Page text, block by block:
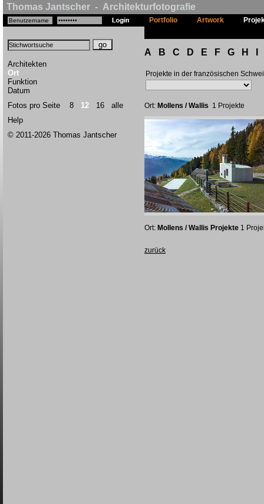
Thomas Jantscher - Architekturfotografie
Architekten
Ort
Funktion
Datum
Fotos pro Seite 8 12 16
alle
Help
© 2011-2026 Thomas Jantscher
Portfolio Artwork
A B C D E F G H
Projekte in der französischen
Ort: Mollens / Wallis 1 Projekte
Ort: Mollens / Wallis Projekte 1
zurück